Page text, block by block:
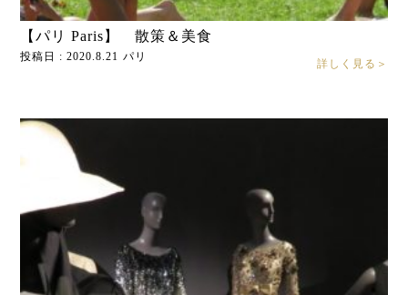
【パリ Paris】 散策＆美食
投稿日 : 2020.8.21 パリ
詳しく見る＞